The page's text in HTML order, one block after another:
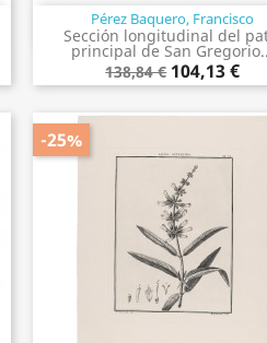
Pérez Baquero, Francisco
Sección longitudinal del
principal de San
138,84 € 104,13 €
Vista rápida
-25%